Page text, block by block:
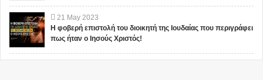
21 May 2023
Η φοβερή επιστολή του διοικητή της Ιουδαίας που περιγράφει
πως ήταν ο Ιησούς Χριστός!